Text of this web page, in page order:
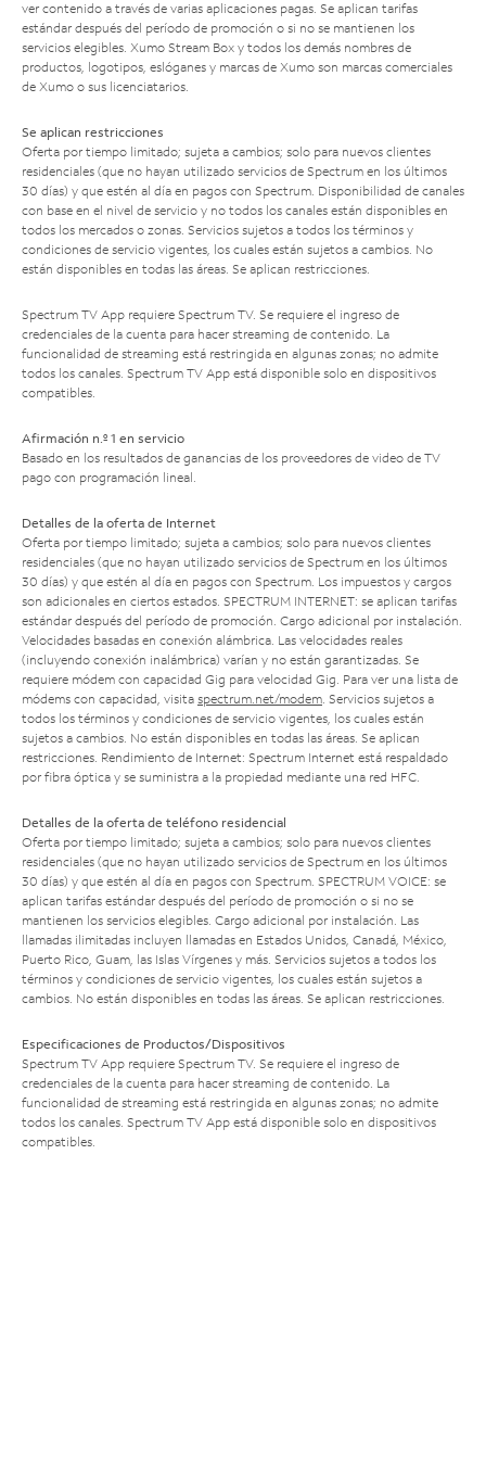
ver contenido a través de varias aplicaciones pagas. Se aplican tarifas
estándar después del período de promoción o si no se mantienen los
servicios elegibles. Xumo Stream Box y todos los demás nombres de
productos, logotipos, eslóganes y marcas de Xumo son marcas comerciales
de Xumo o sus licenciatarios.
Se aplican restricciones
Oferta por tiempo limitado; sujeta a cambios; solo para nuevos clientes
residenciales (que no hayan utilizado servicios de Spectrum en los últimos
30 días) y que estén al día en pagos con Spectrum. Disponibilidad de canales
con base en el nivel de servicio y no todos los canales están disponibles en
todos los mercados o zonas. Servicios sujetos a todos los términos y
condiciones de servicio vigentes, los cuales están sujetos a cambios. No
están disponibles en todas las áreas. Se aplican restricciones.
Spectrum TV App requiere Spectrum TV. Se requiere el ingreso de
credenciales de la cuenta para hacer streaming de contenido. La
funcionalidad de streaming está restringida en algunas zonas; no admite
todos los canales. Spectrum TV App está disponible solo en dispositivos
compatibles.
Afirmación n.º 1 en servicio
Basado en los resultados de ganancias de los proveedores de video de TV
pago con programación lineal.
Detalles de la oferta de Internet
Oferta por tiempo limitado; sujeta a cambios; solo para nuevos clientes
residenciales (que no hayan utilizado servicios de Spectrum en los últimos
30 días) y que estén al día en pagos con Spectrum. Los impuestos y cargos
son adicionales en ciertos estados. SPECTRUM INTERNET: se aplican tarifas
estándar después del período de promoción. Cargo adicional por instalación.
Velocidades basadas en conexión alámbrica. Las velocidades reales
(incluyendo conexión inalámbrica) varían y no están garantizadas. Se
requiere módem con capacidad Gig para velocidad Gig. Para ver una lista de
módems con capacidad, visita spectrum.net/modem. Servicios sujetos a
todos los términos y condiciones de servicio vigentes, los cuales están
sujetos a cambios. No están disponibles en todas las áreas. Se aplican
restricciones. Rendimiento de Internet: Spectrum Internet está respaldado
por fibra óptica y se suministra a la propiedad mediante una red HFC.
Detalles de la oferta de teléfono residencial
Oferta por tiempo limitado; sujeta a cambios; solo para nuevos clientes
residenciales (que no hayan utilizado servicios de Spectrum en los últimos
30 días) y que estén al día en pagos con Spectrum. SPECTRUM VOICE: se
aplican tarifas estándar después del período de promoción o si no se
mantienen los servicios elegibles. Cargo adicional por instalación. Las
llamadas ilimitadas incluyen llamadas en Estados Unidos, Canadá, México,
Puerto Rico, Guam, las Islas Vírgenes y más. Servicios sujetos a todos los
términos y condiciones de servicio vigentes, los cuales están sujetos a
cambios. No están disponibles en todas las áreas. Se aplican restricciones.
Especificaciones de Productos/Dispositivos
Spectrum TV App requiere Spectrum TV. Se requiere el ingreso de
credenciales de la cuenta para hacer streaming de contenido. La
funcionalidad de streaming está restringida en algunas zonas; no admite
todos los canales. Spectrum TV App está disponible solo en dispositivos
compatibles.